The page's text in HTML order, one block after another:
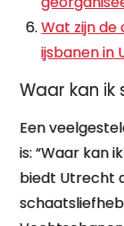
Wat zijn
ijsbanen in
Waar kan ik
Een
is: “Waar kan
biedt Utrecht